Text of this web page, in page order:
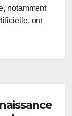
notamment
ont